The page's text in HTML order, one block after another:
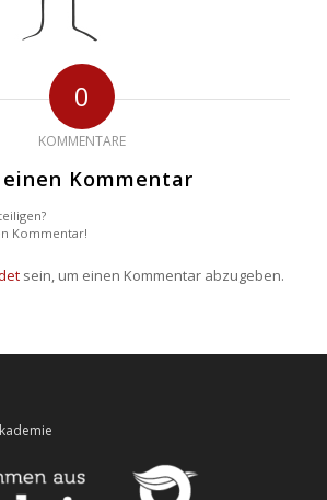
0
KOMMENTARE
Kommentar
Kommentar!
sein, um einen Kommentar abzugeben.